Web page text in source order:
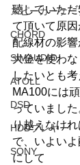
スピーカーケー
CHORD
SIMAUDIO
ATOLL
DSD
HDDプレヤー
SONY
聴していた
て頂いて原因
配線材の影響
大金を使わ
したいとも考
MA100には
っていまし
り越えなけ
で、いよい
にして